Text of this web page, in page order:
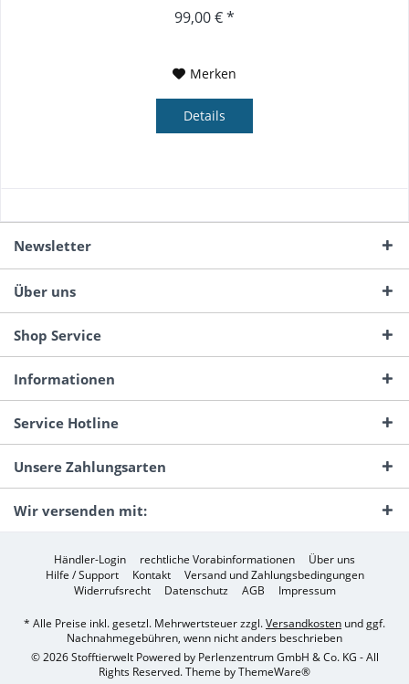
99,00 € *
Merken
Details
Newsletter
Über uns
Shop Service
Informationen
Service Hotline
Unsere Zahlungsarten
Wir versenden mit:
Händler-Login rechtliche Vorabinformationen
Über uns
Hilfe / Support
Kontakt
Versand und Zahlungsbedingungen
Widerrufsrecht
Datenschutz AGB Impressum
* Alle Preise inkl. gesetzl. Mehrwertsteuer zzgl.Versandkosten und ggf.
Nachnahmegebühren, wenn nicht anders beschrieben
© 2026 Stofftierwelt Powered by Perlenzentrum GmbH & Co. KG - All
Rights Reserved. Theme byThemeWare®